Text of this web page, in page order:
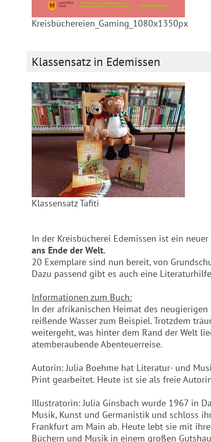
Kreisbüchereien_Gaming_1080x1350px
Klassensatz in Edemissen
Klassensatz Tafiti
In der Kreisbücherei Edemissen ist ein
ans Ende der Welt.
20 Exemplare sind nun bereit, von
Dazu passend gibt es auch eine
Informationen zum Buch:
In der afrikanischen Heimat des
reißende Wasser zum Beispiel. Trotzdem
weitergeht, was hinter dem Rand der Welt
atemberaubende Abenteuerreise.
Autorin: Julia Boehme hat Literatur- und
Print gearbeitet. Heute ist sie als freie
Illustratorin: Julia Ginsbach wurde 1967 in
Musik, Kunst und Germanistik und schloss
Frankfurt am Main ab. Heute lebt sie mit
Büchern und Musik in einem großen